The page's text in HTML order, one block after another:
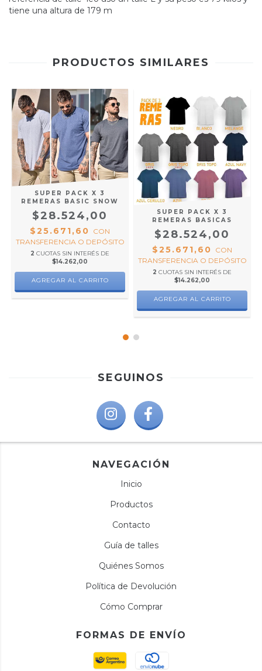
tiene una altura de 179 m
PRODUCTOS SIMILARES
SUPER PACK X 3
REMERAS BASIC SNOW
$28.524,00
$25.671,60 CON
TRANSFERENCIA O DEPÓSITO
2 CUOTAS SIN INTERÉS DE
$14.262,00
AGREGAR AL CARRITO
SUPER PACK X 3
REMERAS BASICAS
$28.524,00
$25.671,60 CON
TRANSFERENCIA O DEPÓSITO
2 CUOTAS SIN INTERÉS DE
$14.262,00
AGREGAR AL CARRITO
SEGUINOS
NAVEGACIÓN
Inicio
Productos
Contacto
Guía de talles
Quiénes Somos
Política de Devolución
Cómo Comprar
FORMAS DE ENVÍO